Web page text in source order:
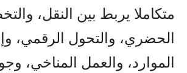
متكاملا يربط بين النقل،
الحضري، والتحول الرقمي،
الموارد، والعمل المناخي،